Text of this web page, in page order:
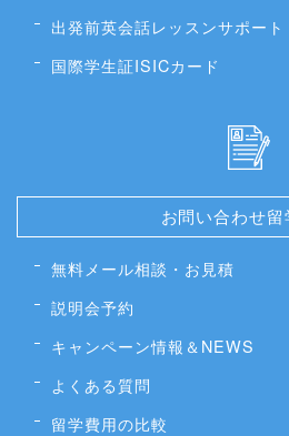
出発前英会話レッスンサポート
国際学生証ISICカード
お問い合わせ留
無料メール相談・お見積
説明会予約
キャンペーン情報＆NEWS
よくある質問
留学費用の比較